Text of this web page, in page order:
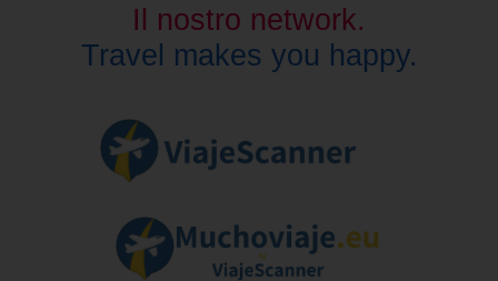
Il nostro network.
Travel makes you happy.